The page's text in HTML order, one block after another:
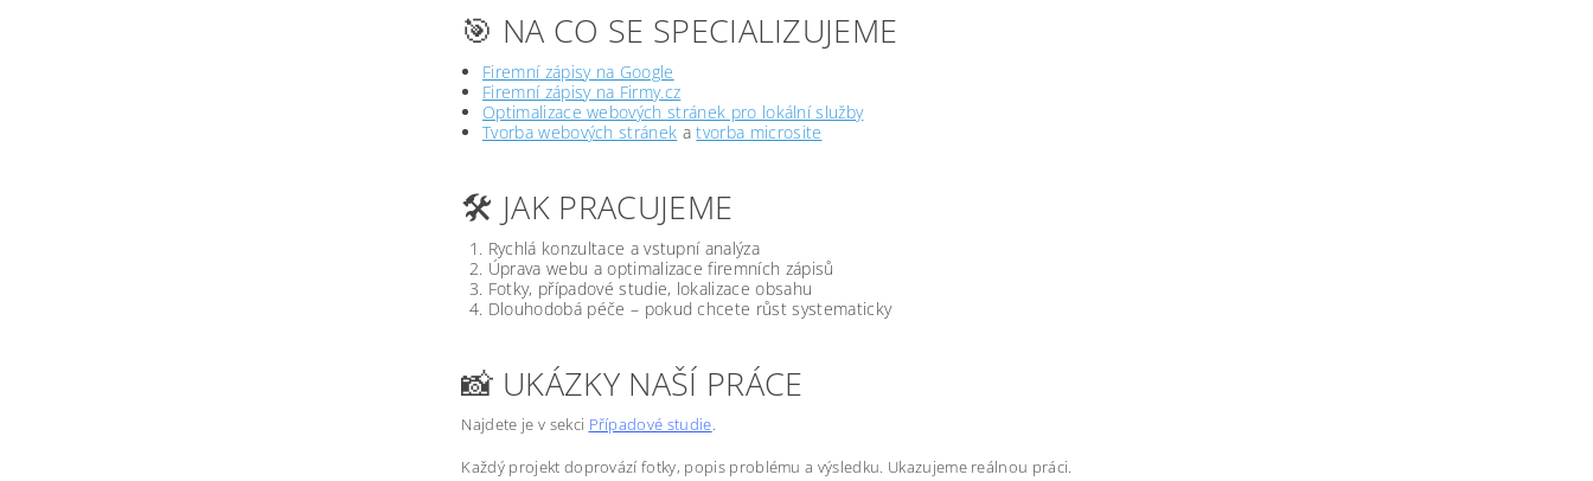
🎯 NA CO SE SPECIALIZUJEME
Firemní zápisy na Google
Firemní zápisy na Firmy.cz
Optimalizace webových stránek pro lokální služby
Tvorba webových stránek atvorba microsite
🛠️ JAK PRACUJEME
Rychlá konzultace a vstupní analýza
Úprava webu a optimalizace firemních zápisů
Fotky, případové studie, lokalizace obsahu
Dlouhodobá péče – pokud chcete růst systematicky
📸 UKÁZKY NAŠÍ PRÁCE
Najdete je v sekci Případové studie.
Každý projekt doprovází fotky, popis problému a výsledku. Ukazujeme reálnou práci.